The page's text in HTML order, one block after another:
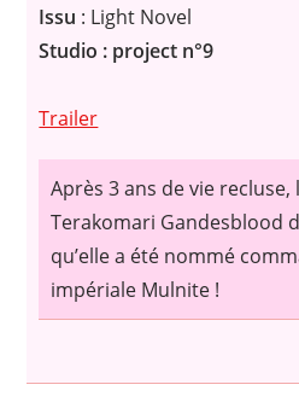
Issu : Light Novel
Studio : project n°9
Trailer
Après 3 ans de vie
Terakomari Gandesblood
qu’elle a été nommé
impériale Mulnite !